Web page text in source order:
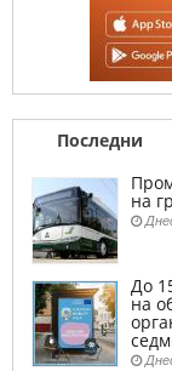
Последни
на
До
на